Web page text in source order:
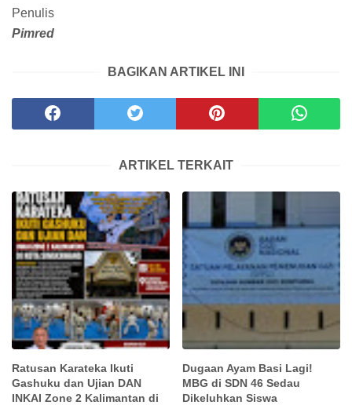
Penulis
Pimred
BAGIKAN ARTIKEL INI
ARTIKEL TERKAIT
Ratusan Karateka Ikuti
Gashuku dan Ujian DAN
INKAI Zone 2 Kalimantan di
Dugaan Ayam Basi Lagi!
MBG di SDN 46 Sedau
Dikeluhkan Siswa